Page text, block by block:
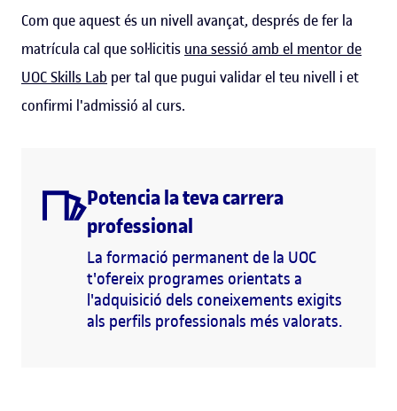
Com que aquest és un nivell avançat, després de fer la
matrícula cal que sol·licitis una sessió amb el mentor de
UOC Skills Lab per tal que pugui validar el teu nivell i et
confirmi l'admissió al curs.
Potencia la teva carrera
professional
La formació permanent de la UOC
t'ofereix programes orientats a
l'adquisició dels coneixements exigits
als perfils professionals més valorats.